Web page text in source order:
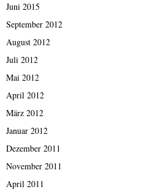
Juni 2015
September 2012
August 2012
Juli 2012
Mai 2012
April 2012
März 2012
Januar 2012
Dezember 2011
November 2011
April 2011